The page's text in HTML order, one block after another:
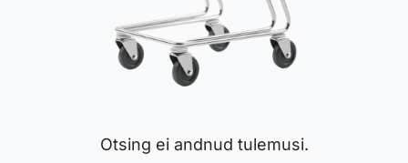
Otsing ei andnud tulemusi.